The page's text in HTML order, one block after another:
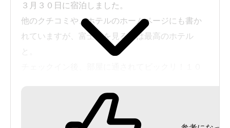
３月３０日に宿泊しました。
他のクチコミや、ホテルのホームページにも書か
れていますが、富士山を見るには最高のホテル
と。
も無い、又、部屋は、寝室がツインのベッド、し
かもリビングとしきられている。リビングは、ソ